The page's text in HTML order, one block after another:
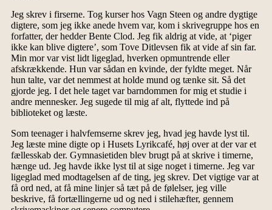
Jeg skrev i firserne. Tog kurser hos Vagn Steen og andre dygtige
digtere, som jeg ikke anede hvem var, kom i skrivegruppe hos en
forfatter, der hedder Bente Clod. Jeg fik aldrig at vide, at ‘piger
ikke kan blive digtere’, som Tove Ditlevsen fik at vide af sin far.
Min mor var vist lidt ligeglad, hverken opmuntrende eller
afskrækkende. Hun var sådan en kvinde, der fyldte meget. Når
hun talte, var det nemmest at holde mund og tænke sit. Så det
gjorde jeg. I det hele taget var barndommen for mig et studie i
andre mennesker. Jeg sugede til mig af alt, flyttede ind på
biblioteket og læste.
Som teenager i halvfemserne skrev jeg, hvad jeg havde lyst til.
Jeg læste mine digte op i Husets Lyrikcafé, høj over at der var et
fællesskab der. Gymnasietiden blev brugt på at skrive i timerne,
hænge ud. Jeg havde ikke lyst til at sige noget i timerne. Jeg var
ligeglad med modtagelsen af de ting, jeg skrev. Det vigtige var at
få ord ned, at få mine linjer så tæt på de følelser, jeg ville
beskrive, få fortællingerne ud og ned i stilehæfter, gennem